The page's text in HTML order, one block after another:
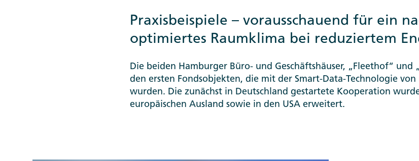
Praxisbeispiele – vorausschauend für ein
optimiertes Raumklima bei reduziertem
Die beiden Hamburger Büro- und Geschäftshäuser, „Fleethof“ und
den ersten Fondsobjekten, die mit der Smart-Data-Technologie
wurden. Die zunächst in Deutschland gestartete Kooperation
europäischen Ausland sowie in den USA erweitert.